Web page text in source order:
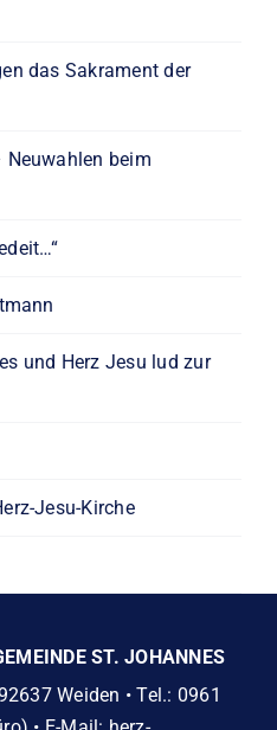
das Sakrament der
beim
und Herz Jesu lud zur
Jesu-Kirche
ST. JOHANNES
Weiden • Tel.: 0961